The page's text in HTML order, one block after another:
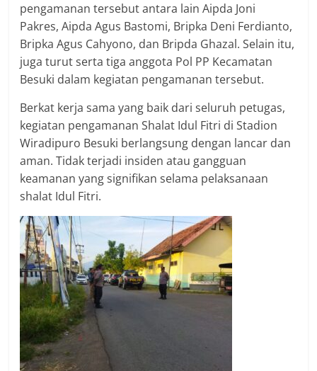
pengamanan tersebut antara lain Aipda Joni
Pakres, Aipda Agus Bastomi, Bripka Deni Ferdianto,
Bripka Agus Cahyono, dan Bripda Ghazal. Selain itu,
juga turut serta tiga anggota Pol PP Kecamatan
Besuki dalam kegiatan pengamanan tersebut.
Berkat kerja sama yang baik dari seluruh petugas,
kegiatan pengamanan Shalat Idul Fitri di Stadion
Wiradipuro Besuki berlangsung dengan lancar dan
aman. Tidak terjadi insiden atau gangguan
keamanan yang signifikan selama pelaksanaan
shalat Idul Fitri.